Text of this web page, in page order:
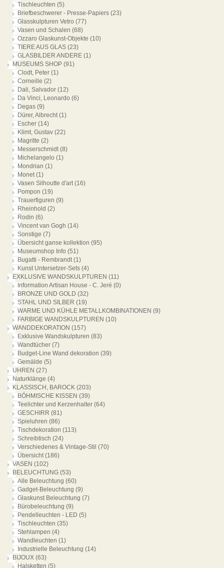
Tischleuchten (5)
Briefbeschwerer - Presse-Papiers (23)
Glasskulpturen Vetro (77)
Vasen und Schalen (68)
Ozzaro Glaskunst-Objekte (10)
TIERE AUS GLAS (23)
GLASBILDER ANDERE (1)
MUSEUMS SHOP (91)
Clodt, Peter (1)
Corneille (2)
Dali, Salvador (12)
Da Vinci, Leonardo (6)
Degas (9)
Dürer, Albrecht(1)
Escher (14)
Klimt, Gustav (22)
Magritte (2)
Messerschmidt(8)
Michelangelo (1)
Mondrian (1)
Monet(1)
Vasen Silhoutte d'art(16)
Pompon (19)
Trauerfiguren (9)
Rheinhold (2)
Rodin (6)
Vincent van Gogh (14)
Sonstige (7)
Übersicht ganse kollektion (95)
Museumshop Info (51)
Bugatti - Rembrandt(1)
Kunst Untersetzer-Sets (4)
EXKLUSIVE WANDSKULPTUREN (11)
Information Artisan House - C. Jeré (0)
BRONZE UND GOLD (32)
STAHL UND SILBER (19)
WARME UND KÜHLE METALLKOMBINATIONEN (9)
FARBIGE WANDSKULPTUREN (10)
WANDDEKORATION (157)
Exklusive Wandskulpturen (83)
Wandtücher (7)
Budget-Line Wand dekoration (39)
Gemälde (5)
UHREN (27)
Naturklänge (4)
KLASSISCH, BAROCK (203)
BÓHMISCHE KISSEN (39)
Teelichter und Kerzenhalter (64)
GESCHIRR (81)
Spieluhren (86)
Tischdekoration (113)
Schreibtisch (24)
Verschiedenes & Vintage-Stil (70)
Übersicht(186)
VASEN (102)
BELEUCHTUNG (53)
Alle Beleuchtung (60)
Gadget-Beleuchtung (9)
Glaskunst Beleuchtung (7)
Bürobeleuchtung (9)
Pendelleuchten - LED (5)
Tischleuchten (35)
Stehlampen (4)
Wandleuchten (1)
Industrielle Beleuchtung (14)
BIJOUX (63)
Halsketten (5)